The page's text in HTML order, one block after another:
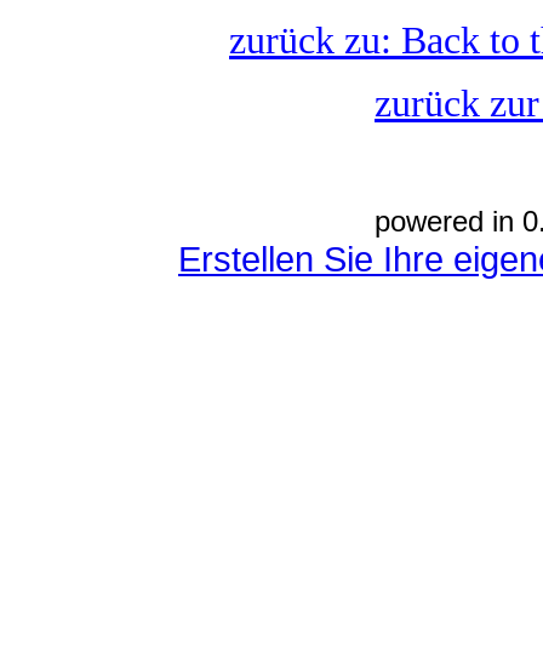
zurück zu: Back to
zurück
powered in
Erstellen Sie Ihre